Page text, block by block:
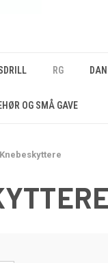
RG
OG SMÅ GAVE
Knebeskyttere